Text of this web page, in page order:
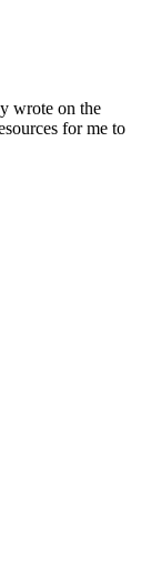
wrote on the
for me to